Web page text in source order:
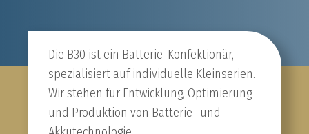
Die B30 ist ein Batterie-Konfektionär,
spezialisiert auf individuelle Kleinserien.
Wir stehen für Entwicklung, Optimierung
und Produktion von Batterie- und